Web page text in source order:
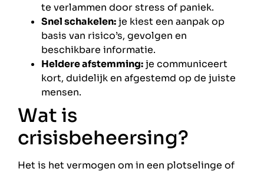
te verlammen door stress of paniek.
Snel schakelen:je kiest een aanpak op
basis van risico’s, gevolgen en
beschikbare informatie.
Heldere afstemming:je communiceert
kort, duidelijk en afgestemd op de juiste
mensen.
Wat is
crisisbeheersing?
Het is het vermogen om in een plotselinge of